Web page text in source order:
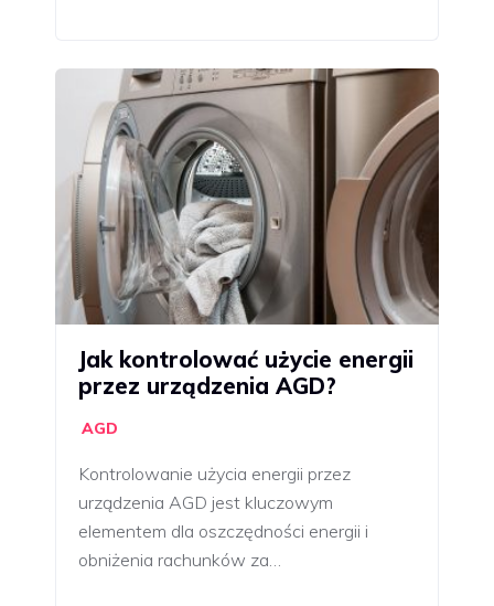
Jak kontrolować użycie energii
przez urządzenia AGD?
AGD
Kontrolowanie użycia energii przez
urządzenia AGD jest kluczowym
elementem dla oszczędności energii i
obniżenia rachunków za…